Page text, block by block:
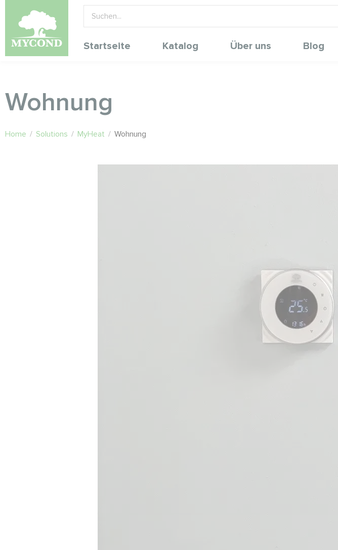
Startseite Katalog Über uns Blog
Wohnung
Home / Solutions / MyHeat / Wohnung